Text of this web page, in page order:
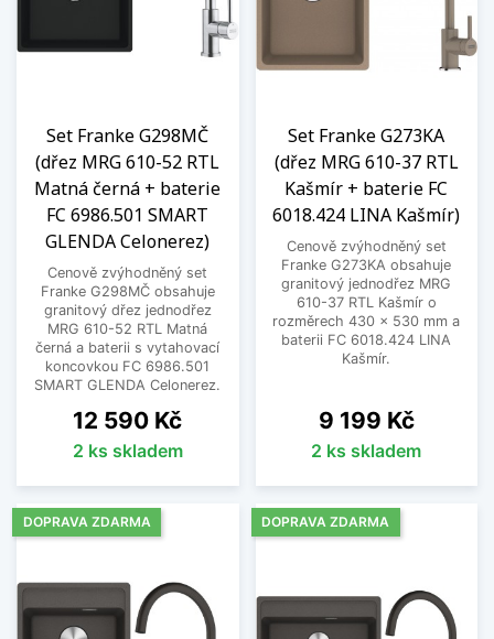
Set Franke G298MČ
(dřez MRG 610-52 RTL
Matná černá + baterie
FC 6986.501 SMART
GLENDA Celonerez)
Cenově zvýhodněný set
Franke G298MČ obsahuje
granitový dřez jednodřez
MRG 610-52 RTL Matná
černá a baterii s vytahovací
koncovkou FC 6986.501
SMART GLENDA Celonerez.
Cena
12 590 Kč
2 ks skladem
Set Franke G273KA
(dřez MRG 610-37 RTL
Kašmír + baterie FC
6018.424 LINA Kašmír)
Cenově zvýhodněný set
Franke G273KA obsahuje
granitový jednodřez MRG
610-37 RTL Kašmír o
rozměrech 430 x 530 mm a
baterii FC 6018.424 LINA
Kašmír.
Cena
9 199 Kč
2 ks skladem
DOPRAVA ZDARMA DOPRAVA ZDARMA